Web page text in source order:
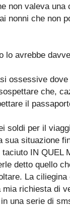
non valeva
nonni che non
lo avrebbe
ossessive
che,
il
soldi per il
sua situazione
IN QUEL
detto quello
La
mia richiesta di
una serie di